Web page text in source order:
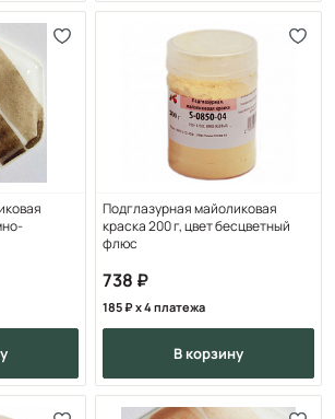
Подглазурная майоликовая
краска 200 г, цвет бесцветный
флюс
738
185 x 4 платежа
в корзину